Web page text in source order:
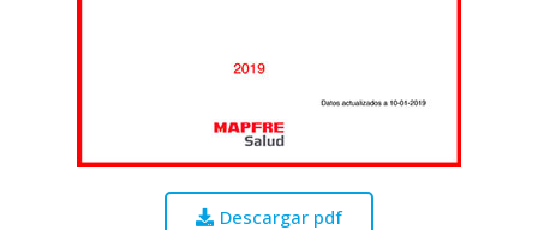
Descargar pdf